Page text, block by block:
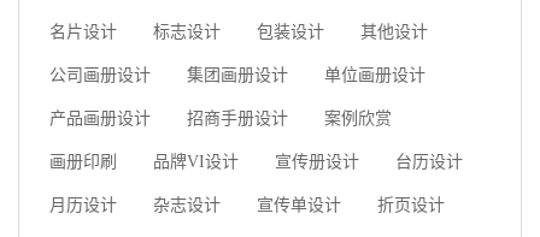
名片设计 标志设计 包装设计 其他设计
公司画册设计 集团画册设计 单位画册设计
产品画册设计 招商手册设计 案例欣赏
画册印刷 品牌VI设计 宣传册设计 台历设计
月历设计 杂志设计 宣传单设计 折页设计